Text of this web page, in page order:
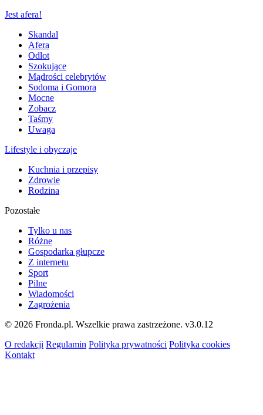
Jest afera!
Skandal
Afera
Odlot
Szokujące
Mądrości celebrytów
Sodoma i Gomora
Mocne
Zobacz
Taśmy
Uwaga
Lifestyle i obyczaje
Kuchnia i przepisy
Zdrowie
Rodzina
Pozostałe
Tylko u nas
Różne
Gospodarka głupcze
Z internetu
Sport
Pilne
Wiadomości
Zagrożenia
© 2026 Fronda.pl. Wszelkie prawa zastrzeżone. v3.0.12
O redakcji Regulamin Polityka prywatności Polityka cookies
Kontakt